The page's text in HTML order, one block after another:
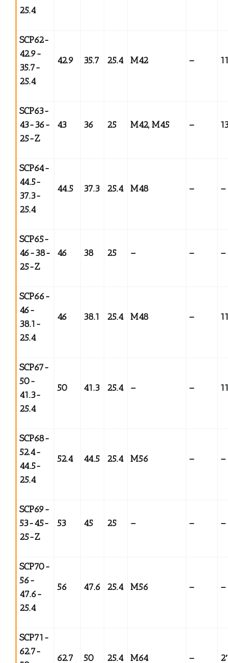
25.4
SCP62-
42.9-
35.7-
25.4
42.9 35.7 25.4 M42 –
SCP63-
43-36-
25-Z
43 36 25 M42, M45 –
SCP64-
44.5-
37.3-
25.4
44.5 37.3 25.4 M48 – –
SCP65-
46-38-
25-Z
46 38 25 – – –
SCP66-
46-
38.1-
25.4
46 38.1 25.4 M48 –
SCP67-
50-
41.3-
25.4
50 41.3 25.4 – –
SCP68-
52.4-
44.5-
25.4
52.4 44.5 25.4 M56 – –
SCP69-
53-45-
25-Z
53 45 25 – – –
SCP70-
56-
47.6-
25.4
56 47.6 25.4 M56 – –
SCP71-
62.7-
62.7 50 25.4 M64 – 2